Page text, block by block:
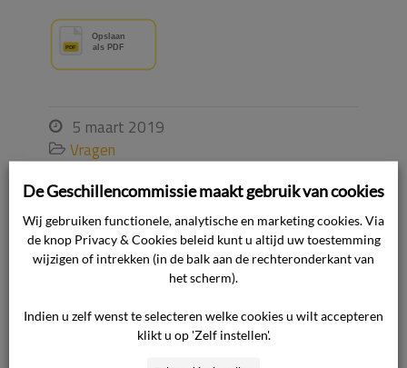
 5 maart 2019
 Vragen
Ook interessant voor u
Waarom is de zitting niet openbaar?
De Geschillencommissie maakt gebruik van cookies
Wij gebruiken functionele, analytische en marketing cookies. Via
de knop Privacy & Cookies beleid kunt u altijd uw toestemming
wijzigen of intrekken (in de balk aan de rechteronderkant van
het scherm).
Indien u zelf wenst te selecteren welke cookies u wilt accepteren
klikt u op 'Zelf instellen'.